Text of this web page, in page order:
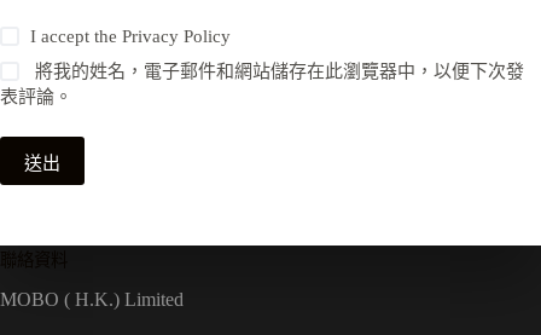
I accept thePrivacy Policy
將我的姓名，電子郵件和網站儲存在此瀏覽器中，以便下次發
表評論。
送出
MOBO ( H.K.) Limited